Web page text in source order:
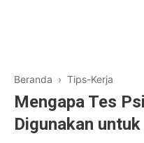
Beranda › Tips-Kerja
Mengapa Tes
Digunakan